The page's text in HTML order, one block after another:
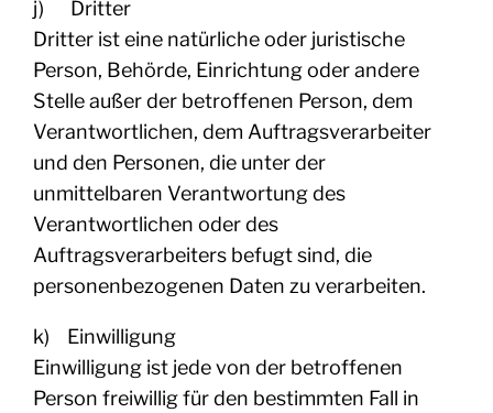
j) Dritter
Dritter ist eine natürliche oder juristische
Person, Behörde, Einrichtung oder andere
Stelle außer der betroffenen Person, dem
Verantwortlichen, dem Auftragsverarbeiter
und den Personen, die unter der
unmittelbaren Verantwortung des
Verantwortlichen oder des
Auftragsverarbeiters befugt sind, die
personenbezogenen Daten zu verarbeiten.
k) Einwilligung
Einwilligung ist jede von der betroffenen
Person freiwillig für den bestimmten Fall in